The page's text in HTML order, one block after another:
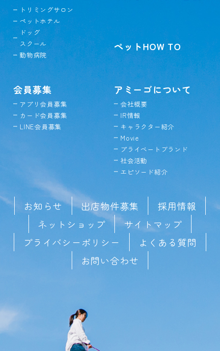
トリミングサロン
ペットホテル
ドッグ
スクール
動物病院
ペットHOW TO
会員募集
アプリ会員募集
カード会員募集
LINE会員募集
アミーゴについて
会社概要
IR情報
キャラクター紹介
Movie
プライベートブランド
社会活動
エピソード紹介
お知らせ 出店物件募集
採用情報
ネットショップ
サイトマップ
プライバシーポリシー
よくある質問
お問い合わせ